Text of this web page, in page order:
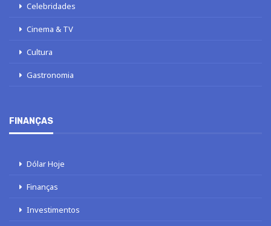
Celebridades
Cinema & TV
Cultura
Gastronomia
FINANÇAS
Dólar Hoje
Finanças
Investimentos